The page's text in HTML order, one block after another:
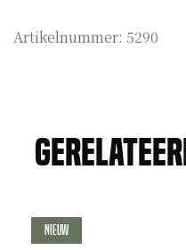
Artikelnummer: 5290
Nieuw